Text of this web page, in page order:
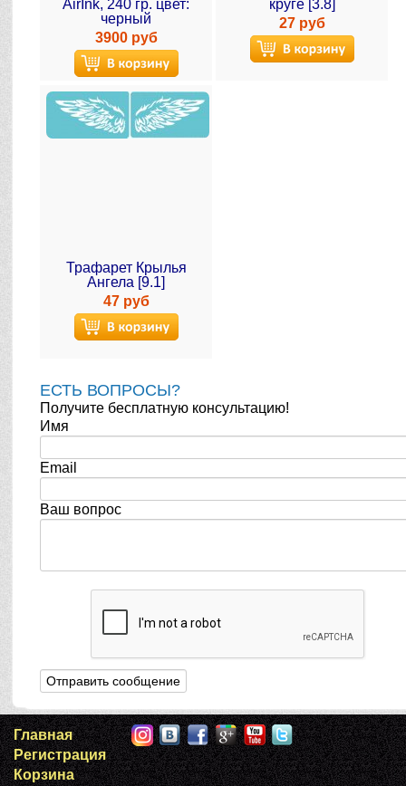
AirInk, 240 гр. цвет:
черный
3900 руб
круге [3.8]
27 руб
Трафарет Крылья
Ангела [9.1]
47 руб
ЕСТЬ ВОПРОСЫ?
Получите бесплатную консультацию!
Имя
Email
Ваш вопрос
Главная
Регистрация
Корзина